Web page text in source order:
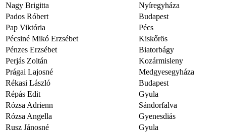
Nagy Brigitta
Nyíregyháza
Pados Róbert
Budapest
Pap Viktória
Pécs
Pécsiné Mikó Erzsébet
Kiskőrös
Pénzes Erzsébet
Biatorbágy
Perjás Zoltán
Kozármisleny
Prágai Lajosné
Medgyesegyháza
Rékasi László
Budapest
Répás Edit
Gyula
Rózsa Adrienn
Sándorfalva
Rózsa Angella
Gyenesdiás
Rusz Jánosné
Gyula